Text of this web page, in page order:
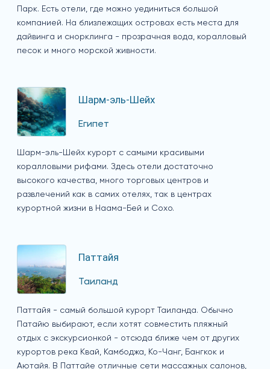
Парк. Есть отели, где можно уединиться большой
компанией. На близлежащих островах есть места для
дайвинга и снорклинга - прозрачная вода, коралловый
песок и много морской живности.
Шарм-эль-Шейх
Египет
Шарм-эль-Шейх курорт с самыми красивыми
коралловыми рифами. Здесь отели достаточно
высокого качества, много торговых центров и
развлечений как в самих отелях, так в центрах
курортной жизни в Наама-Бей и Сохо.
Паттайя
Таиланд
Паттайя - самый большой курорт Таиланда. Обычно
Патайю выбирают, если хотят совместить пляжный
отдых с экскурсионкой - отсюда ближе чем от других
курортов река Квай, Камбоджа, Ко-Чанг, Бангкок и
Аютайя. В Паттайе отличные сети массажных салонов,